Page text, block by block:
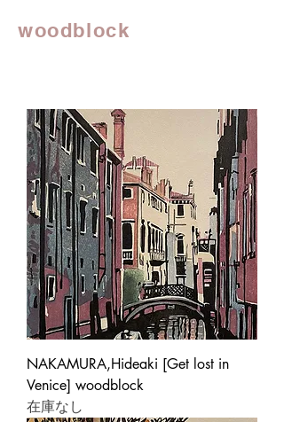
woodblock
NAKAMURA,Hideaki [Get lost in
Venice] woodblock
在庫なし